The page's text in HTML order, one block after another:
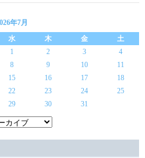
年7月
水 木 金
土
1
2 3
4
8 9 10
11
15 16 17
18
22 23 24
25
29 30 31